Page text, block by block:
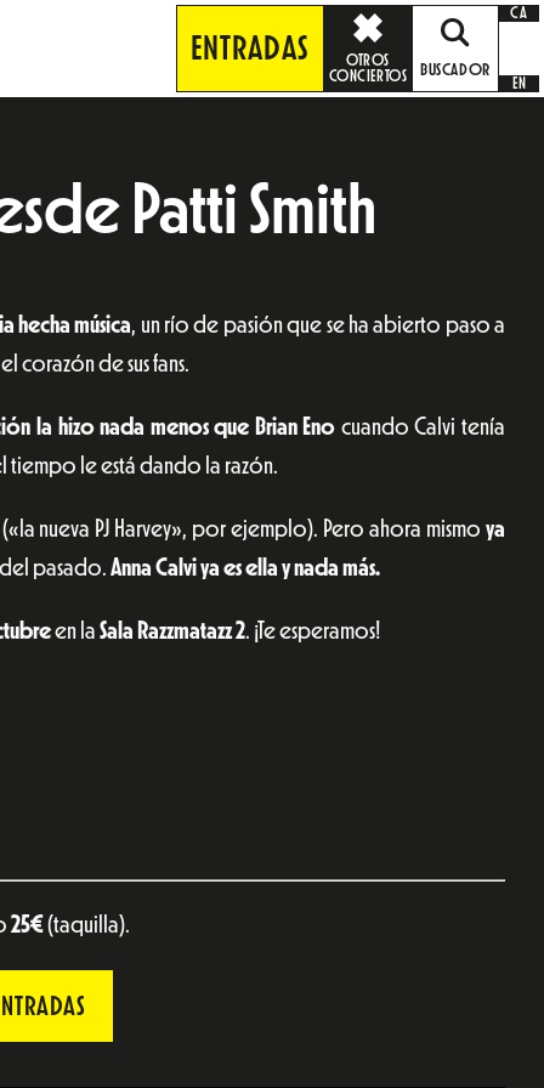
ENTRADAS
OTROS
CONCIERTOS
BUSCADOR
CA
EN
Patti Smith
hecha música, un río de pasión que se ha abierto paso a
corazón de sus fans.
la hizo nada menos que Brian Eno cuando Calvi tenía
tiempo le está dando la razón.
nueva PJ Harvey», por ejemplo). Pero ahora mismo ya
pasado.Anna Calvi ya es ella y nada más.
en la Sala Razzmatazz 2. ¡Te esperamos!
25€(taquilla).